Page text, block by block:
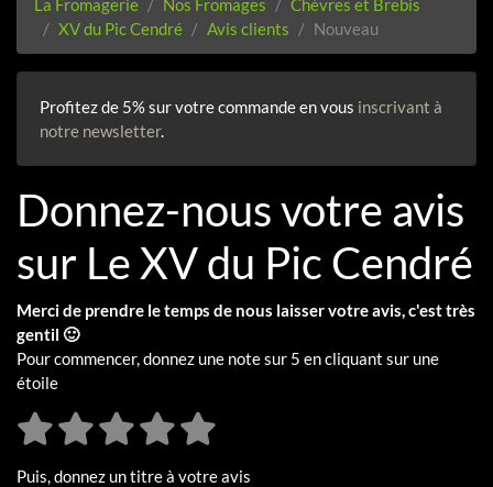
La Fromagerie Nos Fromages
Chèvres et Brebis
XV du Pic Cendré
Avis clients Nouveau
Profitez de 5% sur votre commande en vous inscrivant à
notre newsletter.
Donnez-nous votre avis
sur Le XV du Pic Cendré
Merci de prendre le temps de nous laisser votre avis, c'est très
gentil 🙂
Pour commencer, donnez une note sur 5 en cliquant sur une
étoile
Puis, donnez un titre à votre avis